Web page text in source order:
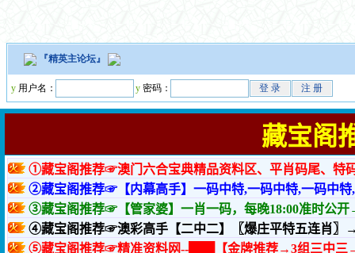
『精英主论坛』
y用户名： y密码：